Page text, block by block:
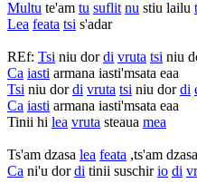
Multu te'am tu suflit nu stiu lailu
Lea feata tsi s'adar
REf: Tsi niu dordi vruta tsi niu
Ca iasti armana iasti'msata eaa
Tsi niu dordi vruta tsi niu dordi
Ca iasti armana iasti'msata eaa
Tinii hi lea vruta steaua mea
Ts'am dzasa lea feata ,ts'am dzasa
Ca ni'u dordi tinii suschirio di